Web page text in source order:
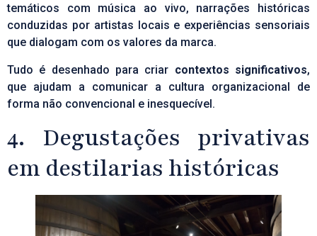
temáticos com música ao vivo, narrações históricas
conduzidas por artistas locais e experiências sensoriais
que dialogam com os valores da marca.
Tudo é desenhado para criar contextos significativos,
que ajudam a comunicar a cultura organizacional de
forma não convencional e inesquecível.
4. Degustações privativas
em destilarias históricas